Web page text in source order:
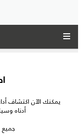
يمكنك الآن اكتشاف
أدناه
جميع